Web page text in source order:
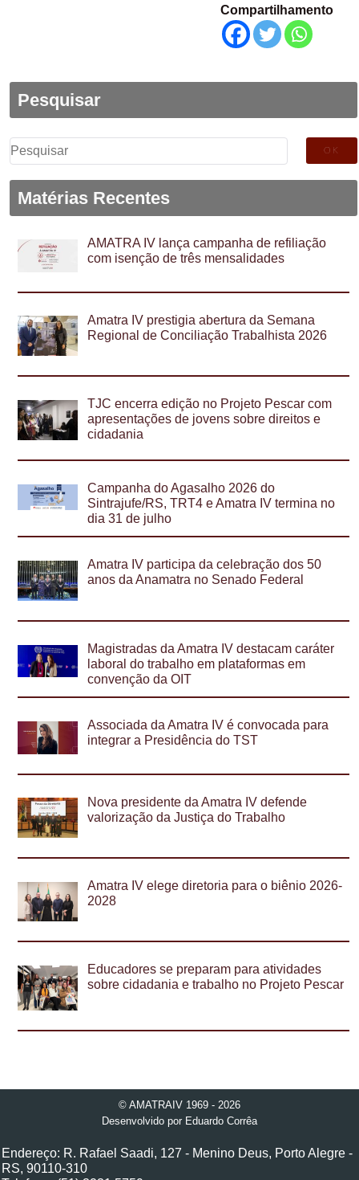
Compartilhamento
Pesquisar
Pesquisar
por:
Matérias Recentes
AMATRA IV lança campanha de refiliação
com isenção de três mensalidades
Amatra IV prestigia abertura da Semana
Regional de Conciliação Trabalhista 2026
TJC encerra edição no Projeto Pescar com
apresentações de jovens sobre direitos e
cidadania
Campanha do Agasalho 2026 do
Sintrajufe/RS, TRT4 e Amatra IV termina no
dia 31 de julho
Amatra IV participa da celebração dos 50
anos da Anamatra no Senado Federal
Magistradas da Amatra IV destacam caráter
laboral do trabalho em plataformas em
convenção da OIT
Associada da Amatra IV é convocada para
integrar a Presidência do TST
Nova presidente da Amatra IV defende
valorização da Justiça do Trabalho
Amatra IV elege diretoria para o biênio 2026-
2028
Educadores se preparam para atividades
sobre cidadania e trabalho no Projeto Pescar
© AMATRAIV 1969 - 2026
Desenvolvido por Eduardo Corrêa
Endereço: R. Rafael Saadi, 127 - Menino Deus, Porto Alegre -
RS, 90110-310